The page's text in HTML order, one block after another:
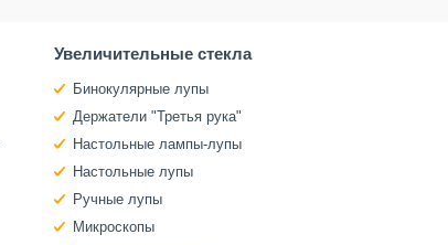
Увеличительные стекла
Бинокулярные лупы
Держатели "Третья рука"
Настольные лампы-лупы
Настольные лупы
Ручные лупы
Микроскопы